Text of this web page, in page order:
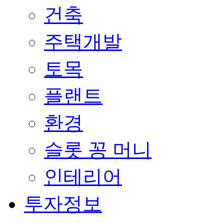
건축
주택개발
토목
플랜트
환경
슬롯 꽁 머니
인테리어
투자정보